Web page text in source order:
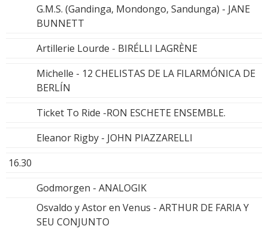
G.M.S. (Gandinga, Mondongo, Sandunga) - JANE
BUNNETT
Artillerie Lourde - BIRÉLLI LAGRÈNE
Michelle - 12 CHELISTAS DE LA FILARMÓNICA DE
BERLÍN
Ticket To Ride -RON ESCHETE ENSEMBLE.
Eleanor Rigby - JOHN PIAZZARELLI
16.30
Godmorgen - ANALOGIK
Osvaldo y Astor en Venus - ARTHUR DE FARIA Y
SEU CONJUNTO